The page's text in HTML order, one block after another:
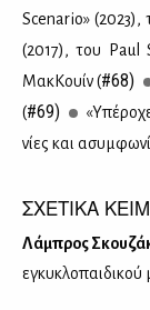
Scenario»
(2017), του Paul
Μακ­Κουίν (#68)
(#69)
νί­ες και
ΣΧΕΤΙΚΑ
Λά­μπρος